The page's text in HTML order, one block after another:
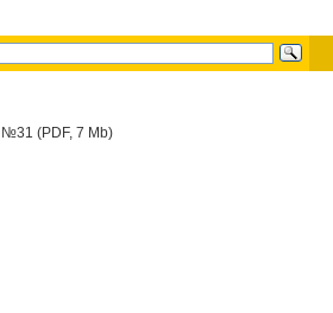
№31 (PDF, 7 Mb)